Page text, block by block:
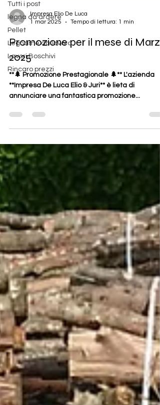
Tutti i post
legna da ardere
Pellet
Legname da lavoro
Lavori Boschivi
Rincaro prezzi
Impresa Elio De Luca
1 mar 2025
Tempo di lettura: 1 min
Promozione per il mese di Marzo
2025
**🌲 Promozione Prestagionale 🌲** L'azienda
**Impresa De Luca Elio & Juri** è lieta di
annunciare una fantastica promozione...